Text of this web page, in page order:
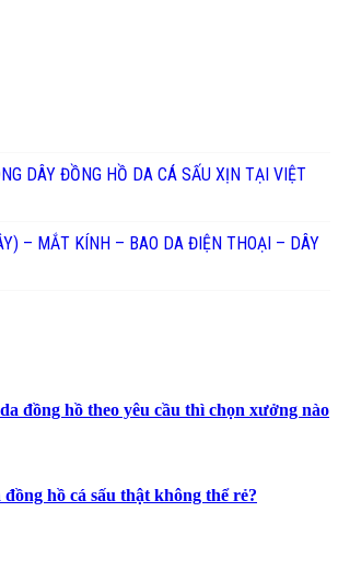
DÂY ĐỒNG HỒ DA CÁ SẤU XỊN TẠI VIỆT
– MẮT KÍNH – BAO DA ĐIỆN THOẠI – DÂY
đồng hồ theo yêu cầu thì chọn xưởng nào
hồ cá sấu thật không thể rẻ?